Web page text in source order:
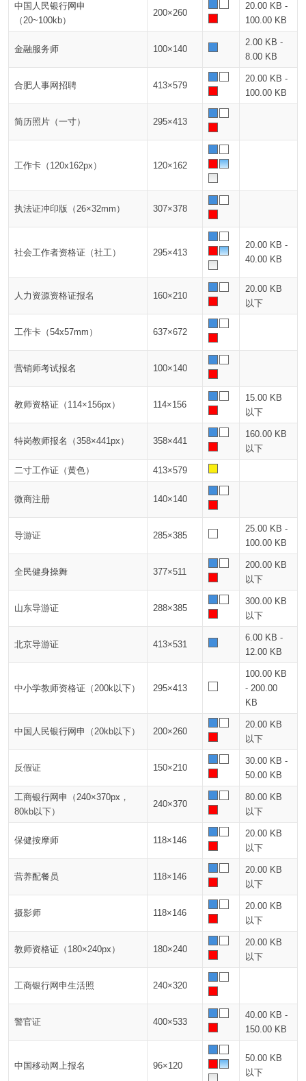
中国人民银行网申
（20~100kb）
200×260
20.00 KB -
100.00 KB
金融服务师 100×140
2.00 KB -
8.00 KB
合肥人事网招聘 413×579
20.00 KB -
100.00 KB
简历照片（一寸） 295×413
工作卡（120x162px） 120×162
执法证冲印版（26×32mm） 307×378
社会工作者资格证（社工） 295×413
20.00 KB -
40.00 KB
人力资源资格证报名 160×210
20.00 KB
以下
工作卡（54x57mm） 637×672
营销师考试报名 100×140
教师资格证（114×156px） 114×156
15.00 KB
以下
特岗教师报名（358×441px） 358×441
160.00 KB
以下
二寸工作证（黄色） 413×579
微商注册 140×140
导游证 285×385
25.00 KB -
100.00 KB
全民健身操舞 377×511
200.00 KB
以下
山东导游证 288×385
300.00 KB
以下
北京导游证 413×531
6.00 KB -
12.00 KB
中小学教师资格证（200k以下） 295×413
100.00 KB
- 200.00
KB
中国人民银行网申（20kb以下） 200×260
20.00 KB
以下
反假证 150×210
30.00 KB -
50.00 KB
工商银行网申（240×370px，
80kb以下）
240×370
80.00 KB
以下
保健按摩师 118×146
20.00 KB
以下
营养配餐员 118×146
20.00 KB
以下
摄影师 118×146
20.00 KB
以下
教师资格证（180×240px） 180×240
20.00 KB
以下
工商银行网申生活照 240×320
警官证 400×533
40.00 KB -
150.00 KB
中国移动网上报名 96×120
50.00 KB
以下